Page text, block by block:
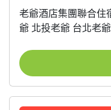
老爺酒店集團聯合住
爺 北投老爺 台北老